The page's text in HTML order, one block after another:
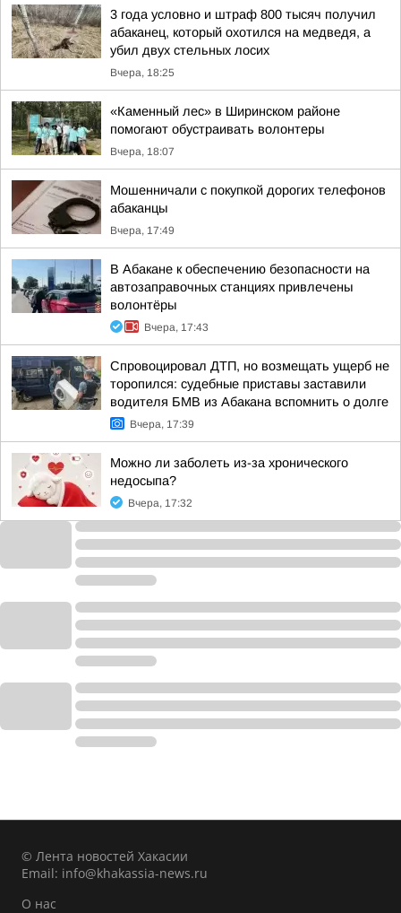
3 года условно и штраф 800 тысяч получил
абаканец, который охотился на медведя, а
убил двух стельных лосих
Вчера, 18:25
«Каменный лес» в Ширинском районе
помогают обустраивать волонтеры
Вчера, 18:07
Мошенничали с покупкой дорогих телефонов
абаканцы
Вчера, 17:49
В Абакане к обеспечению безопасности на
автозаправочных станциях привлечены
волонтёры
Вчера, 17:43
Спровоцировал ДТП, но возмещать ущерб не
торопился: судебные приставы заставили
водителя БМВ из Абакана вспомнить о долге
Вчера, 17:39
Можно ли заболеть из-за хронического
недосыпа?
Вчера, 17:32
© Лента новостей Хакасии
Email: info@khakassia-news.ru
О нас